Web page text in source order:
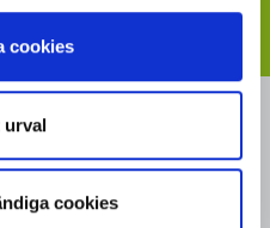
cookies
urval
cookies
odlarägda, leverantör av
Gröns rötter går